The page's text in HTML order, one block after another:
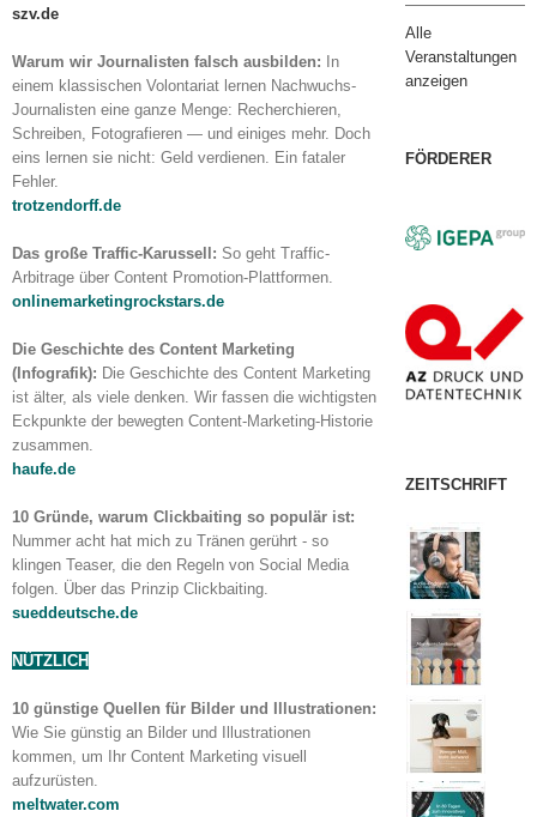
szv.de
Warum wir Journalisten falsch ausbilden: In
einem klassischen Volontariat lernen Nachwuchs-
Journalisten eine ganze Menge: Recherchieren,
Schreiben, Fotografieren — und einiges mehr. Doch
eins lernen sie nicht: Geld verdienen. Ein fataler
Fehler.
trotzendorff.de
Das große Traffic-Karussell: So geht Traffic-
Arbitrage über Content Promotion-Plattformen.
onlinemarketingrockstars.de
Die Geschichte des Content Marketing
(Infografik): Die Geschichte des Content Marketing
ist älter, als viele denken. Wir fassen die wichtigsten
Eckpunkte der bewegten Content-Marketing-Historie
zusammen.
haufe.de
10 Gründe, warum Clickbaiting so populär ist:
Nummer acht hat mich zu Tränen gerührt - so
klingen Teaser, die den Regeln von Social Media
folgen. Über das Prinzip Clickbaiting.
sueddeutsche.de
NÜTZLICH
10 günstige Quellen für Bilder und Illustrationen:
Wie Sie günstig an Bilder und Illustrationen
kommen, um Ihr Content Marketing visuell
aufzurüsten.
meltwater.com
Alle
Veranstaltungen
anzeigen
FÖRDERER
ZEITSCHRIFT